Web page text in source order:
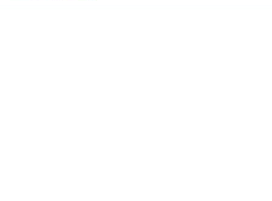
Der Weg zum Anschluss,